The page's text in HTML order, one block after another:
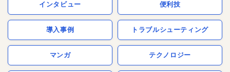
インタビュー 便利技
導入事例 トラブルシューティング
マンガ テクノロジー